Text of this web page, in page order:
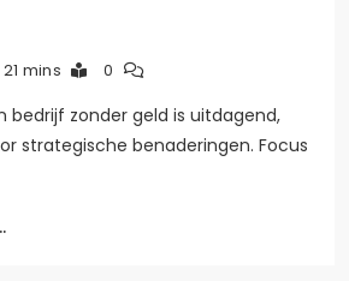
21 mins 0
bedrijf zonder geld is uitdagend,
strategische benaderingen. Focus